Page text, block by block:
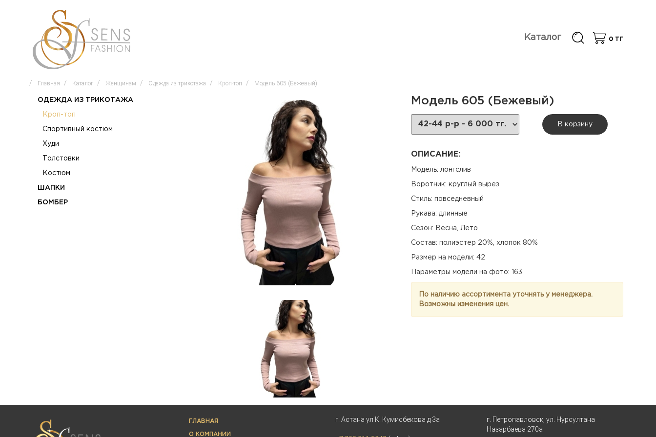
Каталог 0 ТГ
Главная Каталог Женщинам Одежда из трикотажа Кроп-топ Модель 605 (Бежевый)
ОДЕЖДА ИЗ ТРИКОТАЖА
Кроп-топ
Спортивный костюм
Худи
Толстовки
Костюм
ШАПКИ
БОМБЕР
Модель 605 (Бежевый)
В корзину
ОПИСАНИЕ:
Модель: лонгслив
Воротник: круглый вырез
Стиль: повседневный
Рукава: длинные
Сезон: Весна, Лето
Состав: полиэстер 20%, хлопок 80%
Размер на модели: 42
Параметры модели на фото: 163
По наличию ассортимента уточнять у менеджера.
Возможны изменения цен.
ГЛАВНАЯ
О КОМПАНИИ
г. Астана ул К. Кумисбекова д 3а
г. Петропавловск, ул. Нурсултана
Назарбаева 270а